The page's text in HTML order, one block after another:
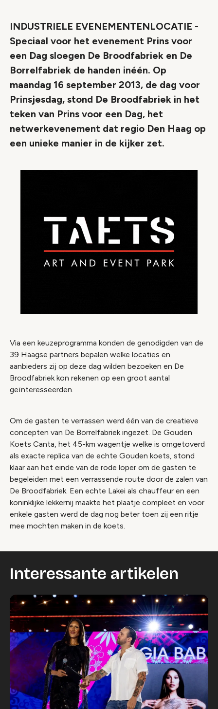
INDUSTRIELE EVENEMENTENLOCATIE -
Speciaal voor het evenement Prins voor
een Dag sloegen De Broodfabriek en De
Borrelfabriek de handen inéén. Op
maandag 16 september 2013, de dag voor
Prinsjesdag, stond De Broodfabriek in het
teken van Prins voor een Dag, het
netwerkevenement dat regio Den Haag op
een unieke manier in de kijker zet.
Via een keuzeprogramma konden de genodigden van de
39 Haagse partners bepalen welke locaties en
aanbieders zij op deze dag wilden bezoeken en De
Broodfabriek kon rekenen op een groot aantal
geïnteresseerden.
Om de gasten te verrassen werd één van de creatieve
concepten van De Borrelfabriek ingezet. De Gouden
Koets Canta, het 45-km wagentje welke is omgetoverd
als exacte replica van de echte Gouden koets, stond
klaar aan het einde van de rode loper om de gasten te
begeleiden met een verrassende route door de zalen van
De Broodfabriek. Een echte Lakei als chauffeur en een
koninklijke lekkernij maakte het plaatje compleet en voor
enkele gasten werd de dag nog beter toen zij een ritje
mee mochten maken in de koets.
Interessante artikelen